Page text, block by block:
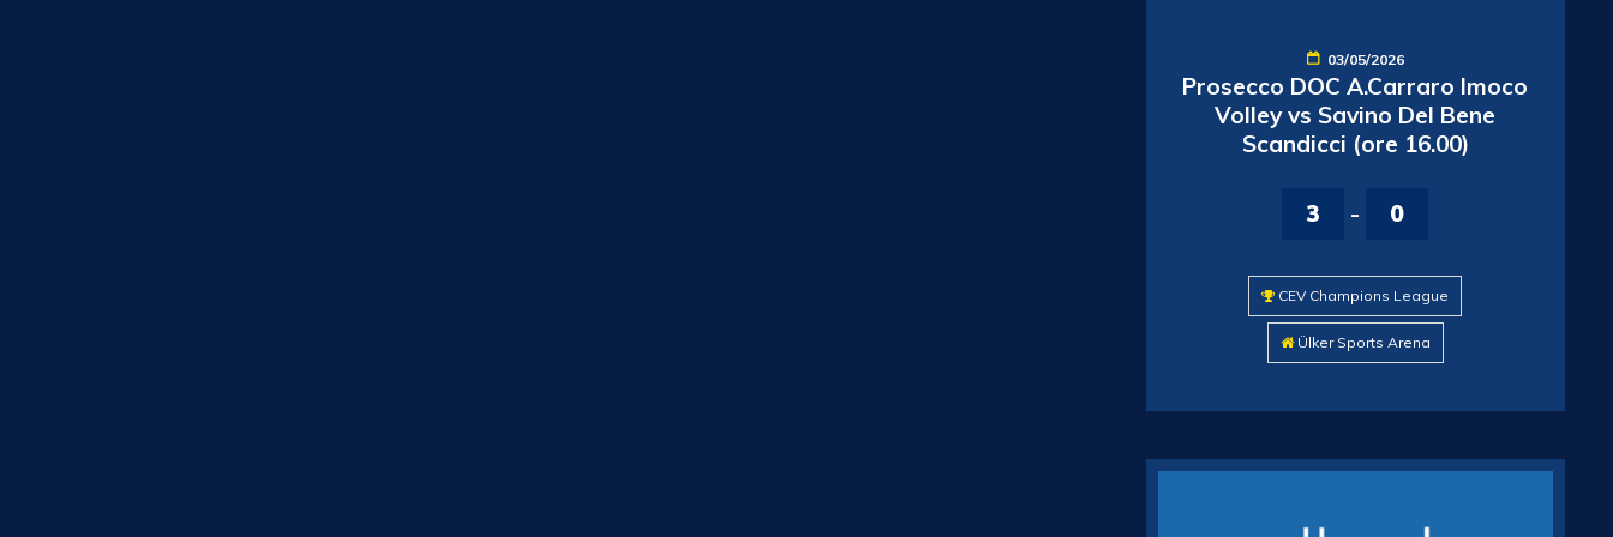
03/05/2026
Prosecco DOC A.Carraro Imoco
Volley vs Savino Del Bene
Scandicci (ore 16.00)
3 - 0
CEV Champions League
Ülker Sports Arena